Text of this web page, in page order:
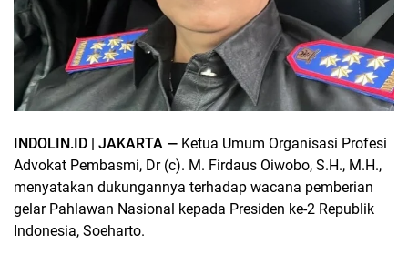
INDOLIN.ID | JAKARTA — Ketua Umum Organisasi Profesi
Advokat Pembasmi, Dr (c). M. Firdaus Oiwobo, S.H., M.H.,
menyatakan dukungannya terhadap wacana pemberian
gelar Pahlawan Nasional kepada Presiden ke-2 Republik
Indonesia, Soeharto.